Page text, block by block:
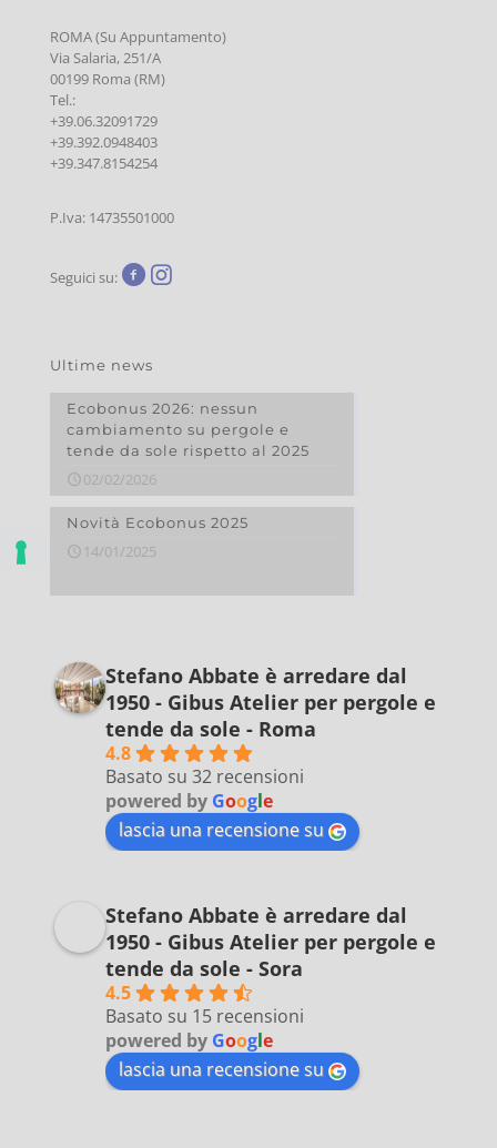
ROMA (Su Appuntamento)
Via Salaria, 251/A
00199 Roma (RM)
Tel.:
+39.06.32091729
+39.392.0948403
+39.347.8154254
P.Iva: 14735501000
Seguici su:
Ultime news
Ecobonus 2026: nessun
cambiamento su pergole e
tende da sole rispetto al 2025
02/02/2026
Novità Ecobonus 2025
14/01/2025
Stefano Abbate è arredare dal
1950 - Gibus Atelier per pergole e
tende da sole - Roma
4.8
Basato su 32 recensioni
powered by Google
lascia una recensione su
Stefano Abbate è arredare dal
1950 - Gibus Atelier per pergole e
tende da sole - Sora
4.5
Basato su 15 recensioni
powered by Google
lascia una recensione su